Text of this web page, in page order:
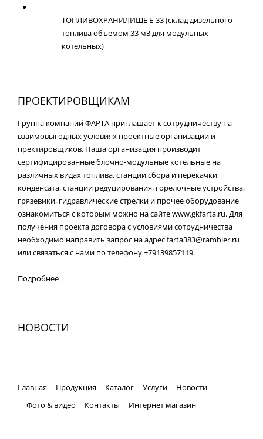
ТОПЛИВОХРАНИЛИЩЕ Е-33 (склад дизельного
топлива объемом 33 м3 для модульных
котельных)
ПРОЕКТИРОВЩИКАМ
Группа компаний ФАРТА приглашает к сотрудничеству на
взаимовыгодных условиях проектные организации и
пректировщиков. Наша организация производит
сертифицированные блочно-модульные котельные на
различных видах топлива, станции сбора и перекачки
конденсата, станции редуцирования, горелочные устройства,
грязевики, гидравлические стрелки и прочее оборудование
ознакомиться с которым можно на сайте www.gkfarta.ru. Для
получения проекта договора с условиями сотрудничества
необходимо направить запрос на адрес farta383@rambler.ru
или связаться с нами по телефону +79139857119.
Подробнее
НОВОСТИ
Главная Продукция Каталог Услуги
Новости
Фото & видео
Контакты Интернет магазин